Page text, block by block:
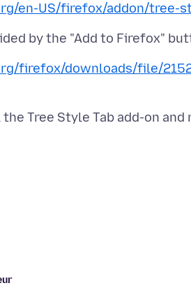
en-US/firefox/addon/tree-
firefox/downloads/file/
Tree Style Tab add-on and